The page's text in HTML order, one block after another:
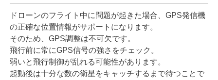
ドローンのフライト中に問題が起きた場合、GPS発信機
の正確な位置情報がサポートになります。
そのため、GPS調整は不可欠です。
飛行前に常にGPS信号の強さをチェック。
弱いと飛行制御が乱れる可能性があります。
起動後は十分な数の衛星をキャッチするまで待つことで